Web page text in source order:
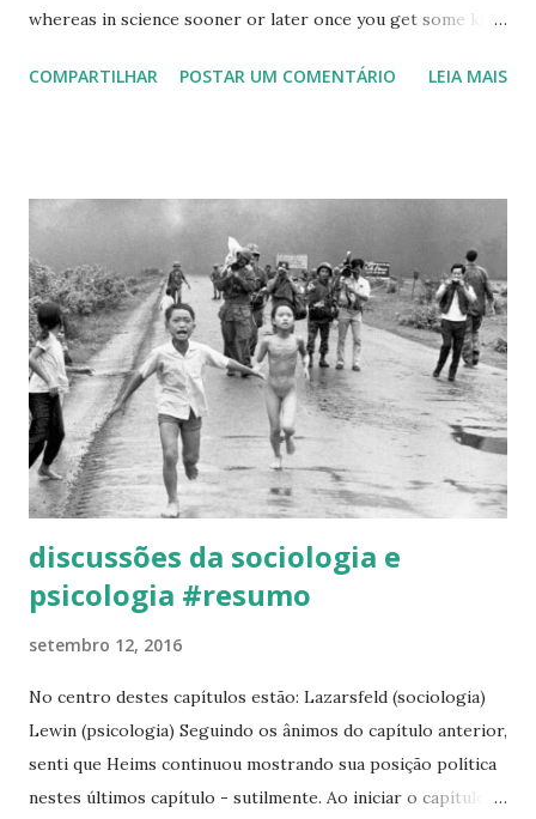
whereas in science sooner or later once you get some kind
discovery. Personagens principais deste capítulo: 1.
investimentos e personagens que permeavam o campo da
saúde mental. Ou, melhor, da mente, em geral. Para começar
a história, Heims refere-se à fundação da Macy Foundation,
datada de 1930, promovida por sua filha Kate Macy Ladd,
após um estudo sobre as áreas de pesquisa negligenciadas
pelas fundações filantrópicas. O estudo recomenda que os
cuidados com a saúde devem ser a preocupação central da
fundação. "The study found that 'biochemical and
physiological research were receiving f...
COMPARTILHAR POSTAR UM COMENTÁRIO LEIA MAIS
discussões da sociologia e
psicologia #resumo
setembro 12, 2016
No centro destes capítulos estão: Lazarsfeld (sociologia)
Lewin (psicologia) Seguindo os ânimos do capítulo anterior,
senti que Heims continuou mostrando sua posição política
nestes últimos capítulo - sutilmente. Ao iniciar o capítulo 8